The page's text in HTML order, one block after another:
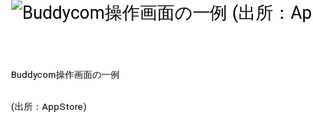
Buddycom操作画面の一例
(出所：AppStore)